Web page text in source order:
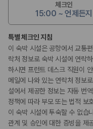
체크인
15:00 ~ 언제든지
특별 체크인 지침
이 숙박 시설은 공항에서 교통
락처 정보로 숙박 시설에 연락
하시면 프런트 데스크 직원이
메일에 나와 있는 연락처 정보
설에서 제공한 정보는 자동 번
정책에 따라 부모 또는 법적 보
이 숙박 시설에 투숙할 수 없습
관계 및 승인에 대한 증빙을 제